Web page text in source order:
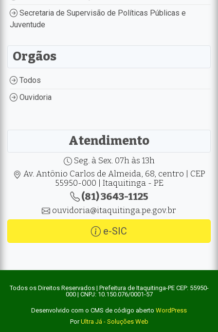
Secretaria de Supervisão de Políticas Públicas e
Juventude
Orgãos
Todos
Ouvidoria
Atendimento
Seg. à Sex. 07h às 13h
Av. Antônio Carlos de Almeida, 68, centro | CEP
55950-000 | Itaquitinga - PE
(81) 3643-1125
ouvidoria@itaquitinga.pe.gov.br
e-SIC
Todos os Direitos Reservados | Prefeitura de Itaquitinga-PE CEP: 55950-
000 | CNPJ: 10.150.076/0001-57
Desenvolvido com o CMS de código aberto WordPress
PorUltra Já - Soluções Web